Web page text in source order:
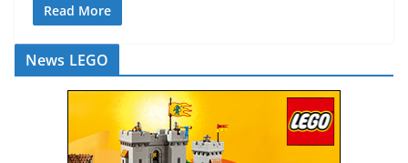
Read More
News LEGO